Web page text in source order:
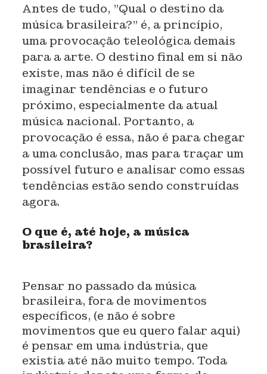
Antes de tudo, "Qual o destino da
música brasileira?" é, a princípio,
uma provocação teleológica demais
para a arte. O destino final em si não
existe, mas não é difícil de se
imaginar tendências e o futuro
próximo, especialmente da atual
música nacional. Portanto, a
provocação é essa, não é para chegar
a uma conclusão, mas para traçar um
possível futuro e analisar como essas
tendências estão sendo construídas
agora.
O que é, até hoje, a música
brasileira?
Pensar no passado da música
brasileira, fora de movimentos
específicos, (e não é sobre
movimentos que eu quero falar aqui)
é pensar em uma indústria, que
existia até não muito tempo. Toda